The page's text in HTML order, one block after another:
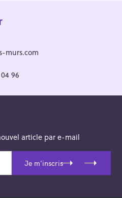
murs.com
96
article par e-mail
Je m'inscris